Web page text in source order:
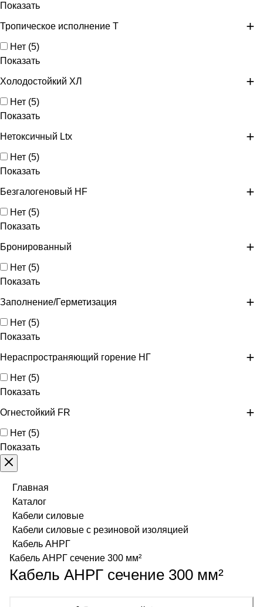
Показать
Тропическое исполнение Т
Нет (5)
Показать
Холодостойкий ХЛ
Нет (5)
Показать
Нетоксичный Ltx
Нет (5)
Показать
Безгалогеновый HF
Нет (5)
Показать
Бронированный
Нет (5)
Показать
Заполнение/Герметизация
Нет (5)
Показать
Нераспространяющий горение НГ
Нет (5)
Показать
Огнестойкий FR
Нет (5)
Показать
Главная
Каталог
Кабели силовые
Кабели силовые с резиновой изоляцией
Кабель АНРГ
Кабель АНРГ сечение 300 мм²
Кабель АНРГ сечение 300 мм²